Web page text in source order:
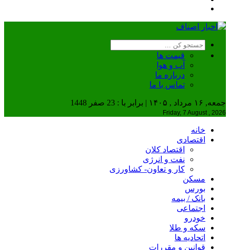
قیمت ها
آب و هوا
درباره ما
تماس با ما
جمعه, ۱۶ مرداد , ۱۴۰۵ | برابر با : 23 صفر 1448
Friday, 7 August , 2026
خانه
اقتصادی
اقتصاد کلان
نفت و انرژی
کار و تعاون- کشاورزی
مسکن
بورس
بانک / بیمه
اجتماعی
خودرو
سکه و طلا
اتحادیه ها
قوانین و مقررات